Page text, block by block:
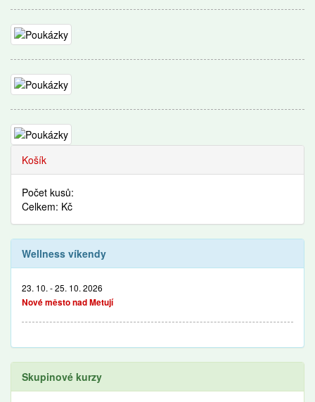
Košík
Počet kusů:
Celkem: Kč
Wellness víkendy
23. 10. - 25. 10. 2026
Nové město nad Metují
Skupinové kurzy